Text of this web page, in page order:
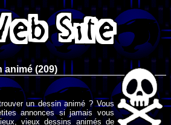
animé (209)
un dessin animé ? Vous
annonces si jamais vous
vieux dessins animés de